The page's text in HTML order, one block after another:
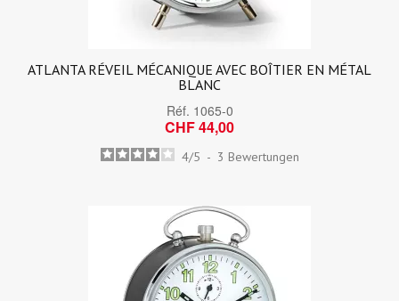
ATLANTA RÉVEIL MÉCANIQUE AVEC BOÎTIER EN MÉTAL
BLANC
Réf. 1065-0
CHF 44,00
4/5 - 3 Bewertungen